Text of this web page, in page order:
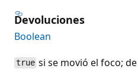
Devoluciones
Boolean
true si se movió el foco;